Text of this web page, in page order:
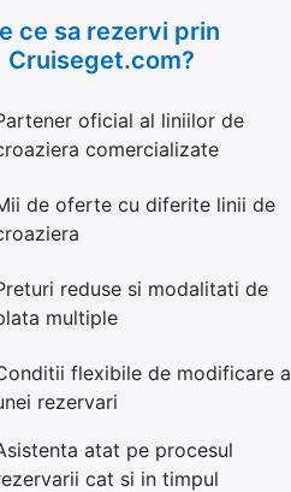
ce sa rezervi prin
Cruiseget.com?
oficial al liniilor de
comercializate
de oferte cu diferite linii de
reduse si modalitati de
multiple
flexibile de modificare a
rezervari
atat pe procesul
cat si in timpul